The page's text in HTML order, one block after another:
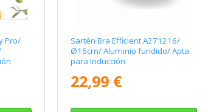
Pro/
Sartén Bra Efficient A271216/
Ø16cm/ Aluminio fundido/ Apta
para Inducción
22,99 €